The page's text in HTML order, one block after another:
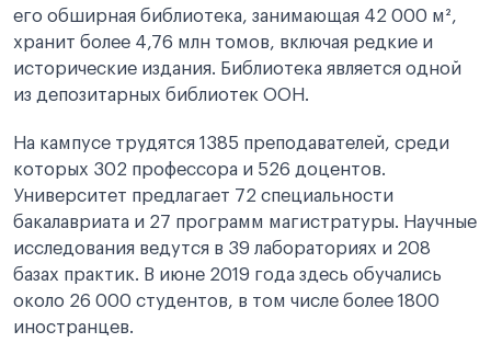
его обширная библиотека, занимающая 42 000 м²,
хранит более 4,76 млн томов, включая редкие и
исторические издания. Библиотека является одной
из депозитарных библиотек ООН.
На кампусе трудятся 1385 преподавателей, среди
которых 302 профессора и 526 доцентов.
Университет предлагает 72 специальности
бакалавриата и 27 программ магистратуры. Научные
исследования ведутся в 39 лабораториях и 208
базах практик. В июне 2019 года здесь обучались
около 26 000 студентов, в том числе более 1800
иностранцев.